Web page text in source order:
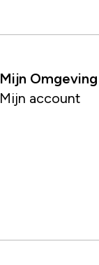
Mijn Omgeving
Mijn account